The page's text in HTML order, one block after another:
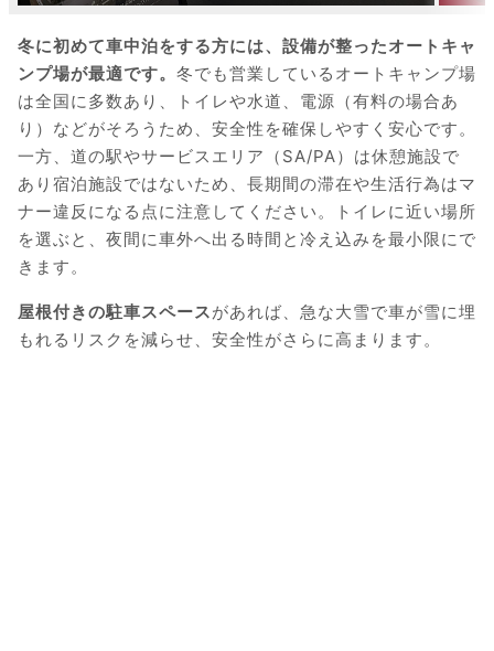
冬に初めて車中泊をする方には、設備が整ったオートキャ
ンプ場が最適です。 冬でも営業しているオートキャンプ場
は全国に多数あり、トイレや水道、電源（有料の場合あ
り）などがそろうため、安全性を確保しやすく安心です。
一方、道の駅やサービスエリア（SA/PA）は休憩施設で
あり宿泊施設ではないため、長期間の滞在や生活行為はマ
ナー違反になる点に注意してください。トイレに近い場所
を選ぶと、夜間に車外へ出る時間と冷え込みを最小限にで
きます。
屋根付きの駐車スペースがあれば、急な大雪で車が雪に埋
もれるリスクを減らせ、安全性がさらに高まります。